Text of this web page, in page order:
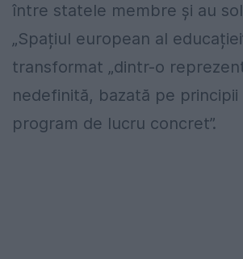
între statele membre și au
„Spațiul european al
transformat „dintr-o
nedefinită, bazată pe
program de lucru concret”.